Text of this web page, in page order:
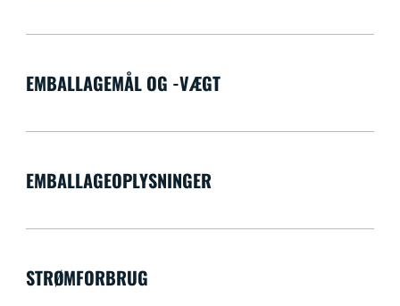
EMBALLAGEMÅL OG -VÆGT
EMBALLAGEOPLYSNINGER
STRØMFORBRUG